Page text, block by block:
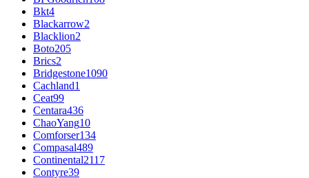
Bkt4
Blackarrow2
Blacklion2
Boto205
Brics2
Bridgestone1090
Cachland1
Ceat99
Centara436
ChaoYang10
Comforser134
Compasal489
Continental2117
Contyre39